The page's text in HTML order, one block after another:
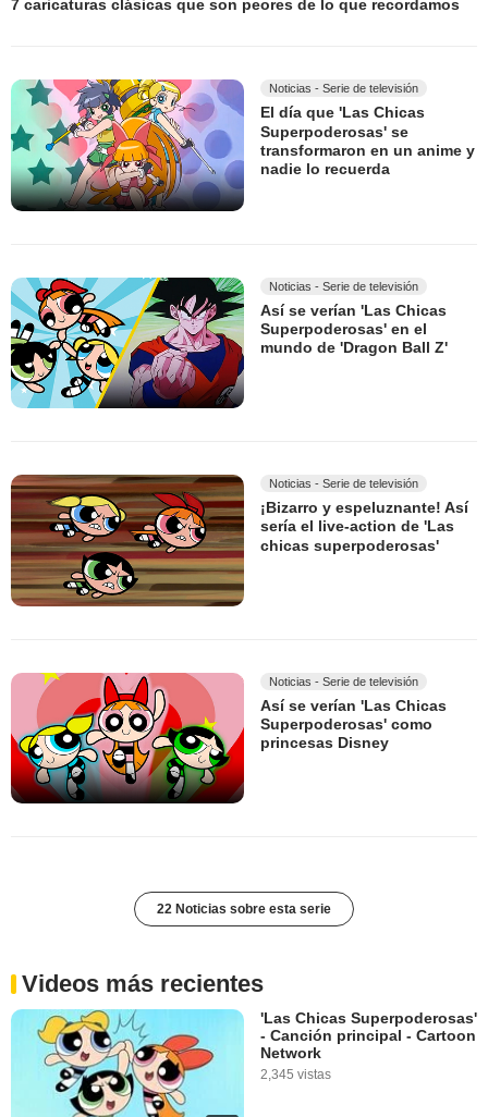
7 caricaturas clásicas que son peores de lo que recordamos
Noticias - Serie de televisión
El día que 'Las Chicas
Superpoderosas' se
transformaron en un anime y
nadie lo recuerda
Noticias - Serie de televisión
Así se verían 'Las Chicas
Superpoderosas' en el
mundo de 'Dragon Ball Z'
Noticias - Serie de televisión
¡Bizarro y espeluznante! Así
sería el live-action de 'Las
chicas superpoderosas'
Noticias - Serie de televisión
Así se verían 'Las Chicas
Superpoderosas' como
princesas Disney
22 Noticias sobre esta serie
Videos más recientes
'Las Chicas Superpoderosas'
- Canción principal - Cartoon
Network
2,345 vistas